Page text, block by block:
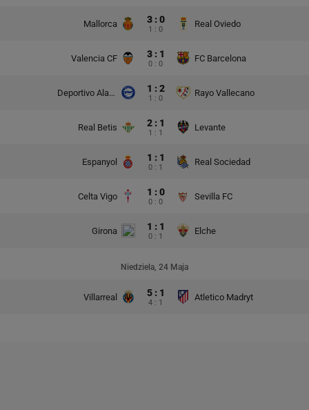
Mallorca 3 : 0
1 : 0
Real Oviedo
Valencia CF 3 : 1
0 : 0
FC Barcelona
Deportivo Alaves 1 : 2
1 : 0
Rayo Vallecano
Real Betis 2 : 1
1 : 1
Levante
Espanyol 1 : 1
0 : 1
Real Sociedad
Celta Vigo 1 : 0
0 : 0
Sevilla FC
Girona 1 : 1
0 : 1
Elche
Niedziela, 24 Maja
Villarreal 5 : 1
4 : 1
Atletico Madryt